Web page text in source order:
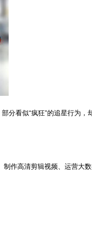
看似“疯狂”的追星行为，
制作高清剪辑视频、运营